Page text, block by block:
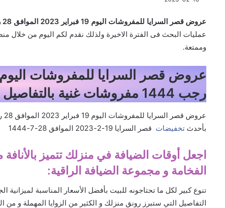
عروض قصر السرايا للمفروشات اليوم 19 فبراير 2023 الموافق 28 رجب 1444
عمليات البحث فى الفترة الاخيرة ولذلك نقدم لكم اليوم من خلال
وممتعة.
رجب 1444 مفروشات غنية بالتفاصيل الجميلة
بأحدث تخفيضات قصر السرايا 19-2-2023 الموافق 28-7-1444
اجعل أوقات الضيافة في منزلك تتميز
الفخامة و مجموعة الضيافة الراقية:
تنوع كبير لكل ما تحتاجونه للبيت بأفضل الأسعار المناسبة
التفاصيل التي ستبرز رونق منزلك و الكثير من الزوايا المهملة